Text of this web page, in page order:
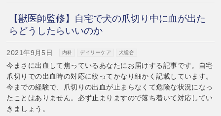
【獣医師監修】自宅で犬の爪切り中に血が出た
らどうしたらいいのか
2021年9月5日 内科 デイリーケア 犬総合
今まさに出血して焦っているあなたにお届けする記事です。自宅
爪切りでの出血時の対応に絞ってかなり細かく記載しています。
今までの経験で、爪切りの出血が止まらなくて危険な状況になっ
たことはありません。必ず止まりますので落ち着いて対応してい
きましょう。